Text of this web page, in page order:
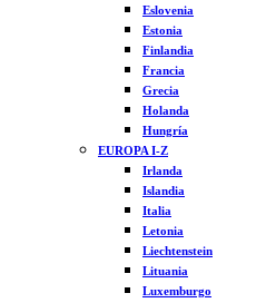
Eslovenia
Estonia
Finlandia
Francia
Grecia
Holanda
Hungría
EUROPA I-Z
Irlanda
Islandia
Italia
Letonia
Liechtenstein
Lituania
Luxemburgo